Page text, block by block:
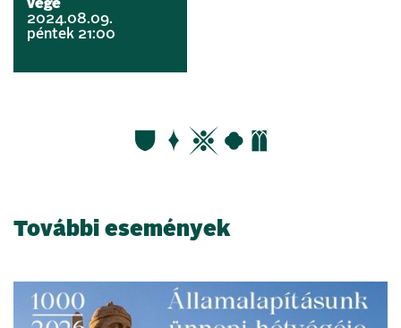
vége
2024.08.09.
péntek 21:00
További események